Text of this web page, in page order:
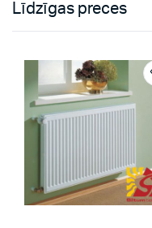
Līdzīgas preces